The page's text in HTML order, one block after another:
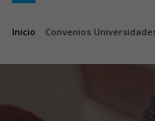
Inicio Convenios